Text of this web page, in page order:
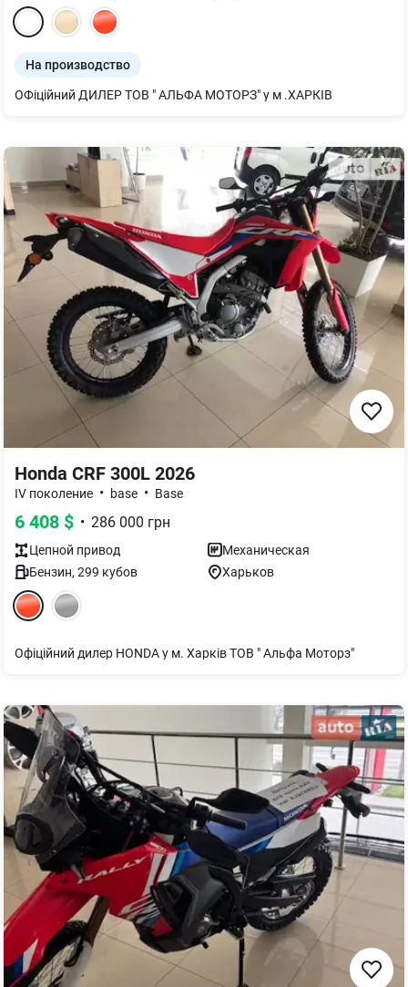
На производство
ОФіційний ДИЛЕР ТОВ " АЛЬФА МОТОРЗ" у м .ХАРКІВ
Honda CRF 300L 2026
IV поколение • base • Base
6 408 $ • 286 000 грн
Цепной привод
Механическая
Бензин, 299 кубов Харьков
Офіційний дилер HONDA у м. Харків ТОВ " Альфа Моторз"